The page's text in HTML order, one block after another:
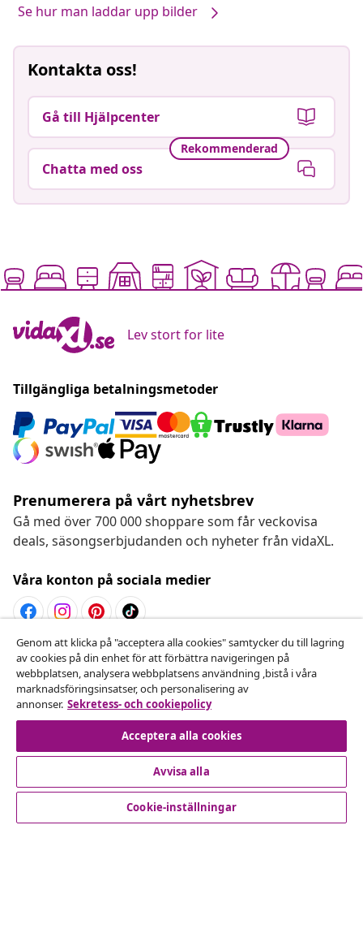
Se hur man laddar upp bilder
Kontakta oss!
Gå till Hjälpcenter
Rekommenderad
Chatta med oss
Lev stort for lite
Tillgängliga betalningsmetoder
Prenumerera på vårt nyhetsbrev
Gå med över 700 000 shoppare som får veckovisa
deals, säsongserbjudanden och nyheter från vidaXL.
Våra konton på sociala medier
Avbryta avtalet
Skicka in en begäran om uttag för din beställning.
Avbryta avtalet
Kundservice
Genom att klicka på "acceptera alla cookies" samtycker du till lagring
av cookies på din enhet för att förbättra navigeringen på
webbplatsen, analysera webbplatsens användning ,bistå i våra
marknadsföringsinsatser, och personalisering av
annonser. Sekretess- och cookiepolicy
Acceptera alla cookies
Avvisa alla
Cookie-inställningar